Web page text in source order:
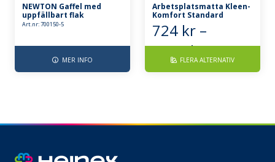
NEWTON Gaffel med
uppfällbart flak
Art.nr: 700150-5
MER INFO
Arbetsplatsmatta Kleen-
Komfort Standard
724 kr –
3580kr
724 kr
FLERA ALTERNATIV